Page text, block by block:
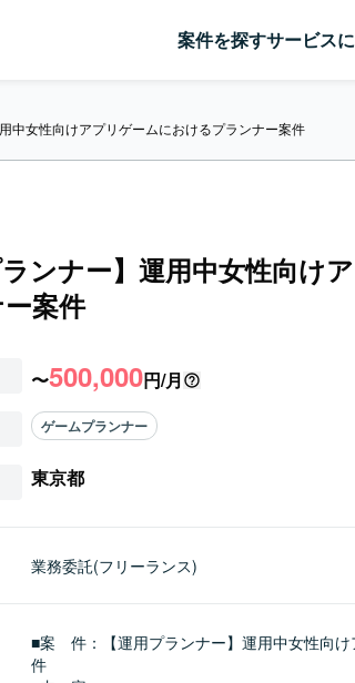
案件を探すサービス
中女性向けアプリゲームにおけるプランナー案件
ンナー】運用中女性向け
案件
〜500,000円/月
ゲームプランナー
東京都
業務委託(フリーランス)
■案　件：【運用プランナー】運用中女性向
件